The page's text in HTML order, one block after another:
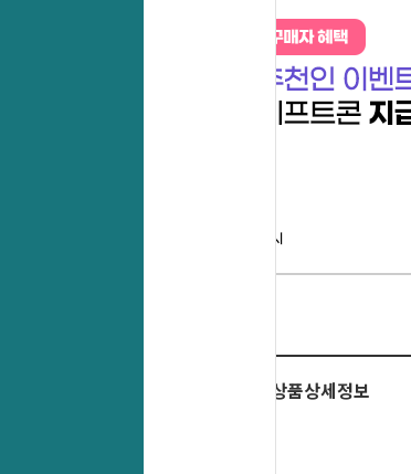
상품상세정보